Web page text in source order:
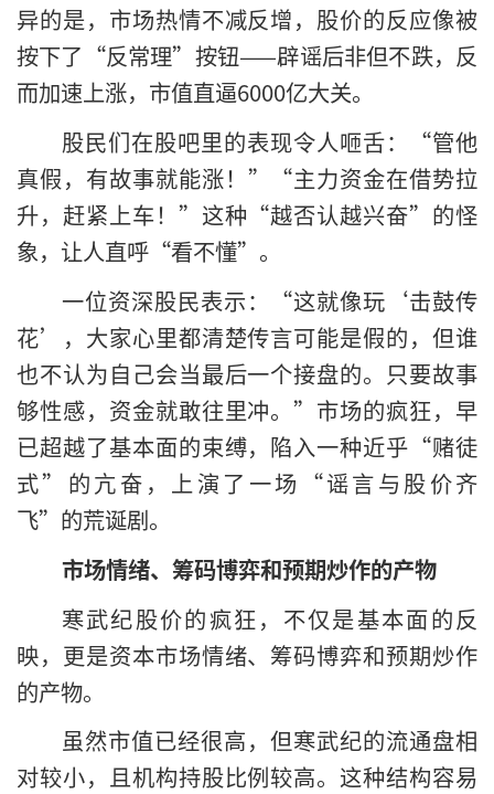
异的是，市场热情不减反增，股价的反应像被
按下了“反常理”按钮——辟谣后非但不跌，反
而加速上涨，市值直逼6000亿大关。
股民们在股吧里的表现令人咂舌：“管他
真假，有故事就能涨！”“主力资金在借势拉
升，赶紧上车！”这种“越否认越兴奋”的怪
象，让人直呼“看不懂”。
一位资深股民表示：“这就像玩‘击鼓传
花’，大家心里都清楚传言可能是假的，但谁
也不认为自己会当最后一个接盘的。只要故事
够性感，资金就敢往里冲。”市场的疯狂，早
已超越了基本面的束缚，陷入一种近乎“赌徒
式”的亢奋，上演了一场“谣言与股价齐
飞”的荒诞剧。
市场情绪、筹码博弈和预期炒作的产物
寒武纪股价的疯狂，不仅是基本面的反
映，更是资本市场情绪、筹码博弈和预期炒作
的产物。
虽然市值已经很高，但寒武纪的流通盘相
对较小，且机构持股比例较高。这种结构容易